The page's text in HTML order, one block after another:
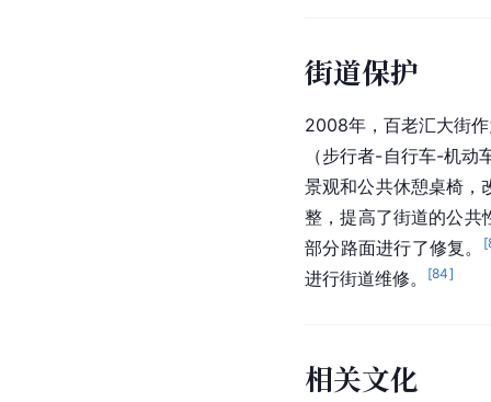
街道保护
2008年，百老汇大街
（步行者-自行车-机
景观和公共休憩桌椅
整，提高了街道的公共
部分路面进行了修复。
[
进行街道维修。 [84]
相关文化